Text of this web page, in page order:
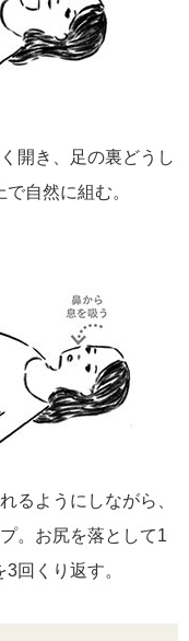
開き、足の裏どうし
自然に組む。
るようにしながら、
。お尻を落として1
回くり返す。